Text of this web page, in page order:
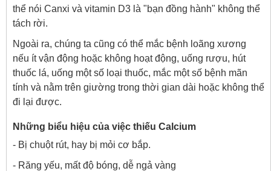
thể nói Canxi và vitamin D3 là "bạn đồng hành" không thể
tách rời.
Ngoài ra, chúng ta cũng có thể mắc bệnh loãng xương
nếu ít vận động hoặc không hoạt động, uống rượu, hút
thuốc lá, uống một số loại thuốc, mắc một số bệnh mãn
tính và nằm trên giường trong thời gian dài hoặc không thể
đi lại được.
Những biểu hiệu của việc thiếu Calcium
- Bị chuột rút, hay bị mỏi cơ bắp.
- Răng yếu, mất độ bóng, dễ ngả vàng